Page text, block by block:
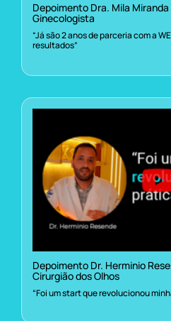
Depoimento Dra. Mila
Ginecologista
“Já são 2 anos de parceria com a
resultados”
Depoimento Dr. Herminio
Cirurgião dos Olhos
“Foi um start que revolucionou